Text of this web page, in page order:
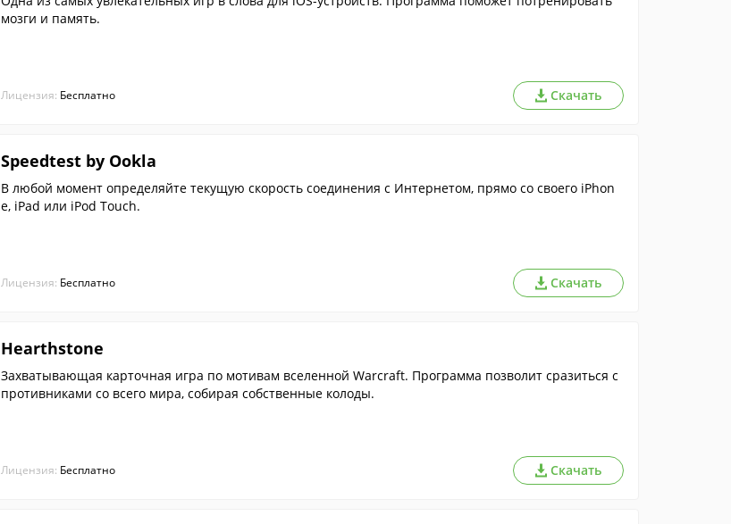
мозги и память.
Лицензия: Бесплатно Скачать
Speedtest by Ookla
В любой момент определяйте текущую скорость соединения с Интернетом, прямо со своего iPhon
e, iPad или iPod Touch.
Лицензия: Бесплатно Скачать
Hearthstone
Захватывающая карточная игра по мотивам вселенной Warcraft. Программа позволит сразиться с
противниками со всего мира, собирая собственные колоды.
Лицензия: Бесплатно Скачать